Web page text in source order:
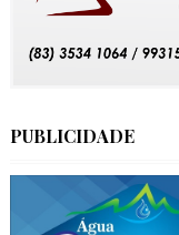
PUBLICIDADE